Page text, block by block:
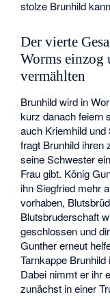
stolze Brunhild
Der vierte
Worms einzog
vermählten
Brunhild wird in
kurz danach feiern
auch Kriemhild
fragt Brunhild ihren
seine Schwester
Frau gibt. König
ihn Siegfried mehr
vorhaben,
Blutsbruderschaft
geschlossen und
Gunther erneut
Tarnkappe
Dabei nimmt er ihr
zunächst in einer